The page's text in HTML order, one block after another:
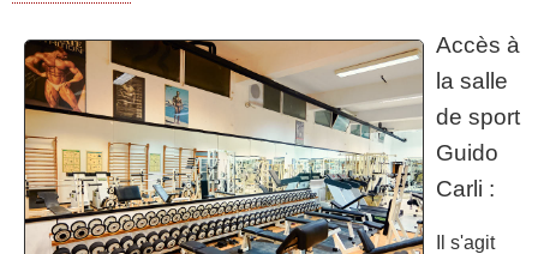
de
sport
Guido
Carli
Accès à
la salle
de sport
Guido
Carli :
Il s'agit